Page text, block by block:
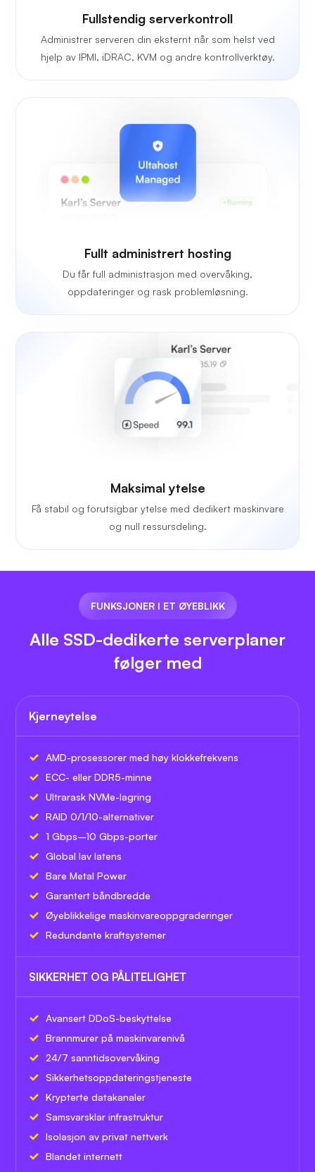
Fullstendig serverkontroll
Administrer serveren din eksternt når som helst ved
hjelp av IPMI, iDRAC, KVM og andre kontrollverktøy.
Fullt administrert hosting
Du får full administrasjon med overvåking,
oppdateringer og rask problemløsning.
Maksimal ytelse
Få stabil og forutsigbar ytelse med dedikert maskinvare
og null ressursdeling.
FUNKSJONER I ET ØYEBLIKK
Alle SSD-dedikerte serverplaner
følger med
Kjerneytelse
AMD-prosessorer med høy klokkefrekvens
ECC- eller DDR5-minne
Ultrarask NVMe-lagring
RAID 0/1/10-alternativer
1 Gbps–10 Gbps-porter
Global lav latens
Bare Metal Power
Garantert båndbredde
Øyeblikkelige maskinvareoppgraderinger
Redundante kraftsystemer
SIKKERHET OG PÅLITELIGHET
Avansert DDoS-beskyttelse
Brannmurer på maskinvarenivå
24/7 sanntidsovervåking
Sikkerhetsoppdateringstjeneste
Krypterte datakanaler
Samsvarsklar infrastruktur
Isolasjon av privat nettverk
Blandet internett